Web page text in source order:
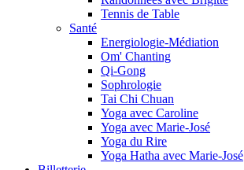
Tennis de Table
Santé
Energiologie-Médiation
Om' Chanting
Qi-Gong
Sophrologie
Tai Chi Chuan
Yoga avec Caroline
Yoga avec Marie-José
Yoga du Rire
Yoga Hatha avec Marie-José